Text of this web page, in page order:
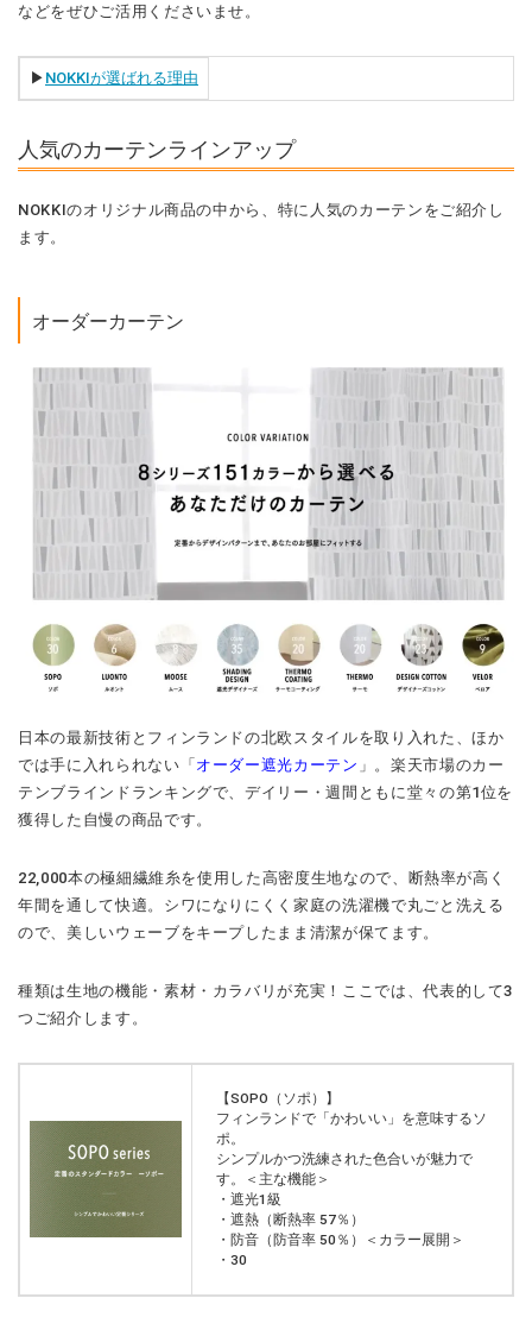
などをぜひご活用くださいませ。
▶︎ NOKKIが選ばれる理由
人気のカーテンラインアップ
NOKKIのオリジナル商品の中から、特に人気のカーテンをご紹介し
ます。
オーダーカーテン
日本の最新技術とフィンランドの北欧スタイルを取り入れた、ほか
では手に入れられない「オーダー遮光カーテン 」。楽天市場のカー
テンブラインドランキングで、デイリー・週間ともに堂々の第1位を
獲得した自慢の商品です。
22,000本の極細繊維糸を使用した高密度生地なので、断熱率が高く
年間を通して快適。シワになりにくく家庭の洗濯機で丸ごと洗える
ので、美しいウェーブをキープしたまま清潔が保てます。
種類は生地の機能・素材・カラバリが充実！ここでは、代表的して3
つご紹介します。
【SOPO（ソポ）】
フィンランドで「かわいい」を意味するソ
ポ。
シンプルかつ洗練された色合いが魅力で
す。＜主な機能＞
・遮光1級
・遮熱（断熱率 57％）
・防音（防音率 50％）＜カラー展開＞
・30